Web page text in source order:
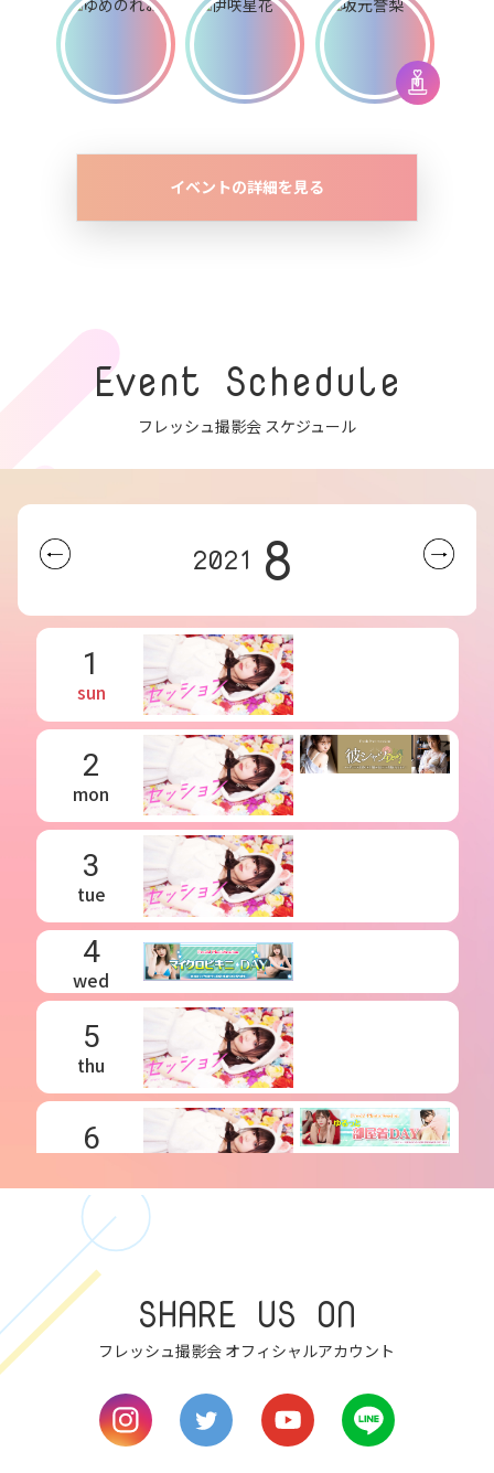
イベントの詳細を見る
Event Schedule
フレッシュ撮影会 スケジュール
2021 8
1
sun
2
mon
3
tue
4
wed
5
thu
6
7
sat
9
mon
SHARE US ON
フレッシュ撮影会 オフィシャルアカウント